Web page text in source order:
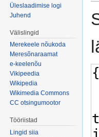
Üleslaadimise logi
Juhend
Välislingid
Merekeele nõukoda
Meresõnaraamat
e-keelenõu
Vikipeedia
Wikipedia
Wikimedia Commons
CC otsingumootor
Tööriistad
Lingid siia